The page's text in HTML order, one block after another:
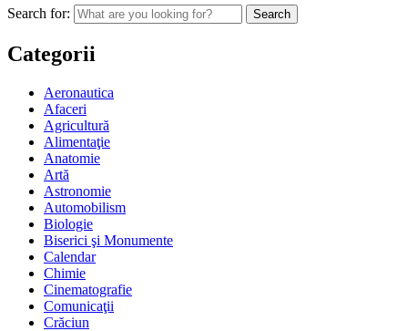
Search for:
Categorii
Aeronautica
Afaceri
Agricultură
Alimentaţie
Anatomie
Artă
Astronomie
Automobilism
Biologie
Biserici şi Monumente
Calendar
Chimie
Cinematografie
Comunicaţii
Crăciun